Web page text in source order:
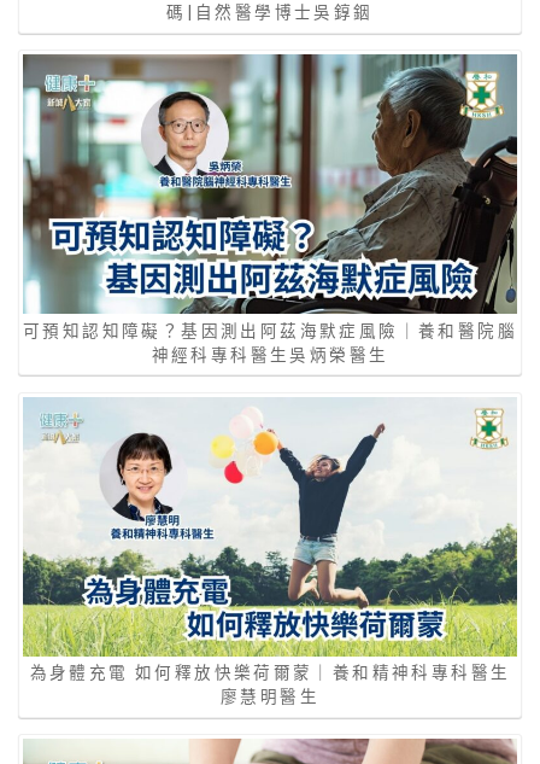
碼|自然醫學博士吳錞銦
可預知認知障礙？基因測出阿茲海默症風險｜養和醫院腦
神經科專科醫生吳炳榮醫生
為身體充電 如何釋放快樂荷爾蒙｜養和精神科專科醫生
廖慧明醫生